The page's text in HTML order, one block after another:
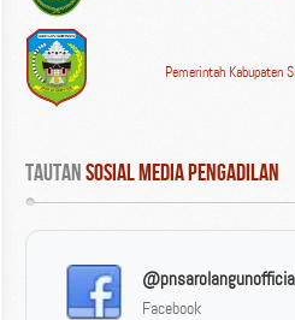
Pemerintah Kabupaten
Tautan Sosial Media Pengadilan
Facebook